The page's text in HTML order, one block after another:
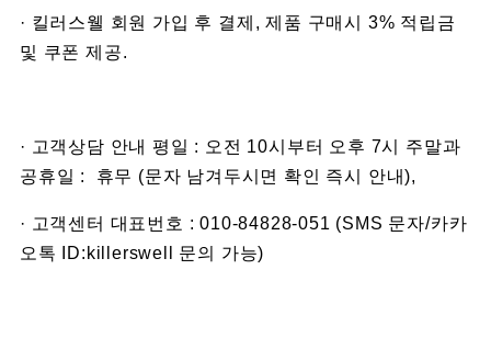
· 킬러스웰 회원 가입 후 결제, 제품 구매시 3% 적립금
및 쿠폰 제공.
· 고객상담 안내 평일 : 오전 10시부터 오후 7시 주말과
공휴일 : 휴무 (문자 남겨두시면 확인 즉시 안내),
· 고객센터 대표번호 : 010-84828-051 (SMS 문자/카카
오톡 ID:killerswell 문의 가능)